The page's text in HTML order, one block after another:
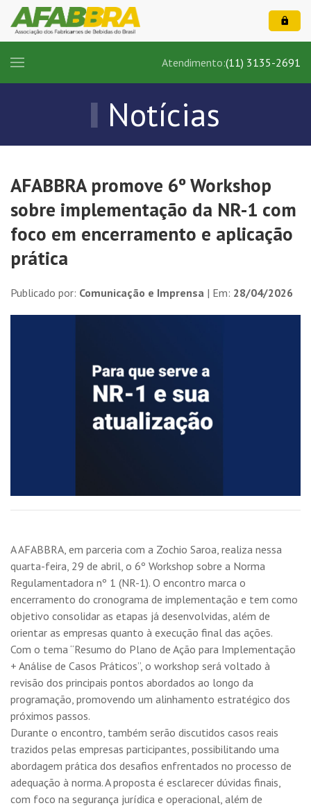
Atendimento:(11) 3135-2691
Notícias
AFABBRA promove 6º Workshop
sobre implementação da NR-1 com
foco em encerramento e aplicação
prática
Publicado por: Comunicação e Imprensa | Em: 28/04/2026
A AFABBRA, em parceria com a Zochio Saroa, realiza nessa
quarta-feira, 29 de abril, o 6º Workshop sobre a Norma
Regulamentadora nº 1 (NR-1). O encontro marca o
encerramento do cronograma de implementação e tem como
objetivo consolidar as etapas já desenvolvidas, além de
orientar as empresas quanto à execução final das ações.
Com o tema “Resumo do Plano de Ação para Implementação
+ Análise de Casos Práticos”, o workshop será voltado à
revisão dos principais pontos abordados ao longo da
programação, promovendo um alinhamento estratégico dos
próximos passos.
Durante o encontro, também serão discutidos casos reais
trazidos pelas empresas participantes, possibilitando uma
abordagem prática dos desafios enfrentados no processo de
adequação à norma. A proposta é esclarecer dúvidas finais,
com foco na segurança jurídica e operacional, além de